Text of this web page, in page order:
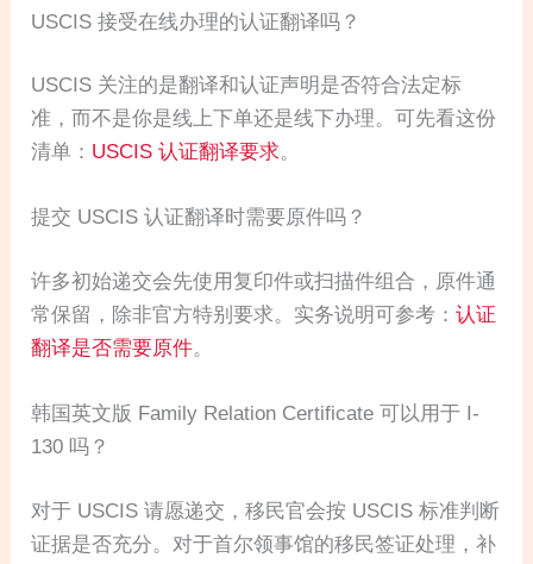
USCIS 接受在线办理的认证翻译吗？
USCIS 关注的是翻译和认证声明是否符合法定标
准，而不是你是线上下单还是线下办理。可先看这份
清单： USCIS 认证翻译要求。
提交 USCIS 认证翻译时需要原件吗？
许多初始递交会先使用复印件或扫描件组合，原件通
常保留，除非官方特别要求。实务说明可参考：认证
翻译是否需要原件。
韩国英文版 Family Relation Certificate 可以用于 I-
130 吗？
对于 USCIS 请愿递交，移民官会按 USCIS 标准判断
证据是否充分。对于首尔领事馆的移民签证处理，补